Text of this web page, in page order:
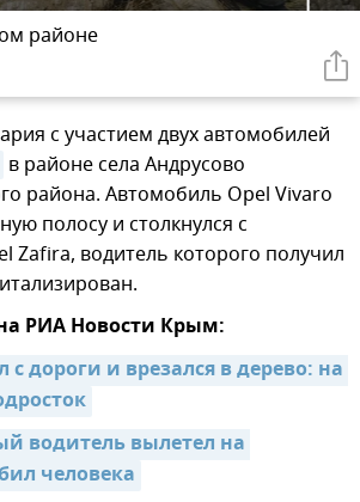
районе
с участием двух автомобилей
в районе села Андрусово
района. Автомобиль Opel Vivaro
полосу и столкнулся с
Zafira, водитель которого получил
РИА Новости Крым:
с дороги и врезался в дерево: на
водитель вылетел на
человека